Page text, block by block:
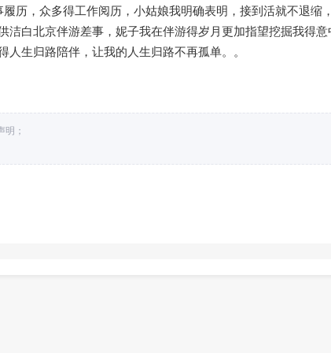
历，众多得工作阅历，小姑娘我明确表明，接到活就不退缩
白北京伴游差事，妮子我在伴游得岁月更加指望挖掘我得意
生归路陪伴，让我的人生归路不再孤单。。
；